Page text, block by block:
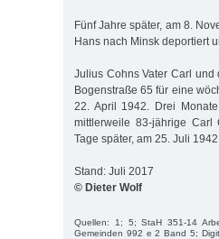
Fünf Jahre später, am 8.
Hans nach Minsk deportiert
Julius Cohns Vater Carl
Bogenstraße 65 für eine
22. April 1942. Drei
mittlerweile 83-jährige Carl
Tage später, am 25. Juli 1942.
Stand: Juli 2017
© Dieter Wolf
Quellen: 1; 5; StaH 351-14
Gemeinden 992 e 2 Band 5;